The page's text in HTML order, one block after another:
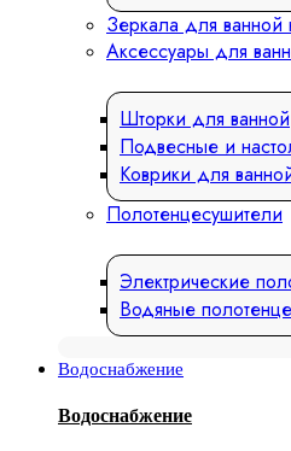
Зеркала для ванной
Аксессуары для
Шторки для ванной
Подвесные и
Коврики для
Полотенцесушители
Электрические
Водяные
Водоснабжение
Водоснабжение